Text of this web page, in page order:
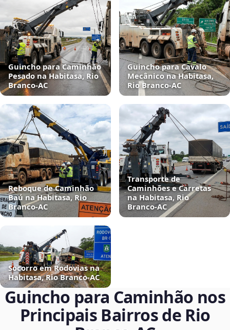
Guincho para Caminhão
Pesado na Habitasa, Rio
Branco‑AC
Guincho para Cavalo
Mecânico na Habitasa,
Rio Branco‑AC
Reboque de Caminhão
Baú na Habitasa, Rio
Branco‑AC
Transporte de
Caminhões e Carretas
na Habitasa, Rio
Branco‑AC
Socorro em Rodovias na
Habitasa, Rio Branco‑AC
Guincho para Caminhão nos
Principais Bairros de Rio